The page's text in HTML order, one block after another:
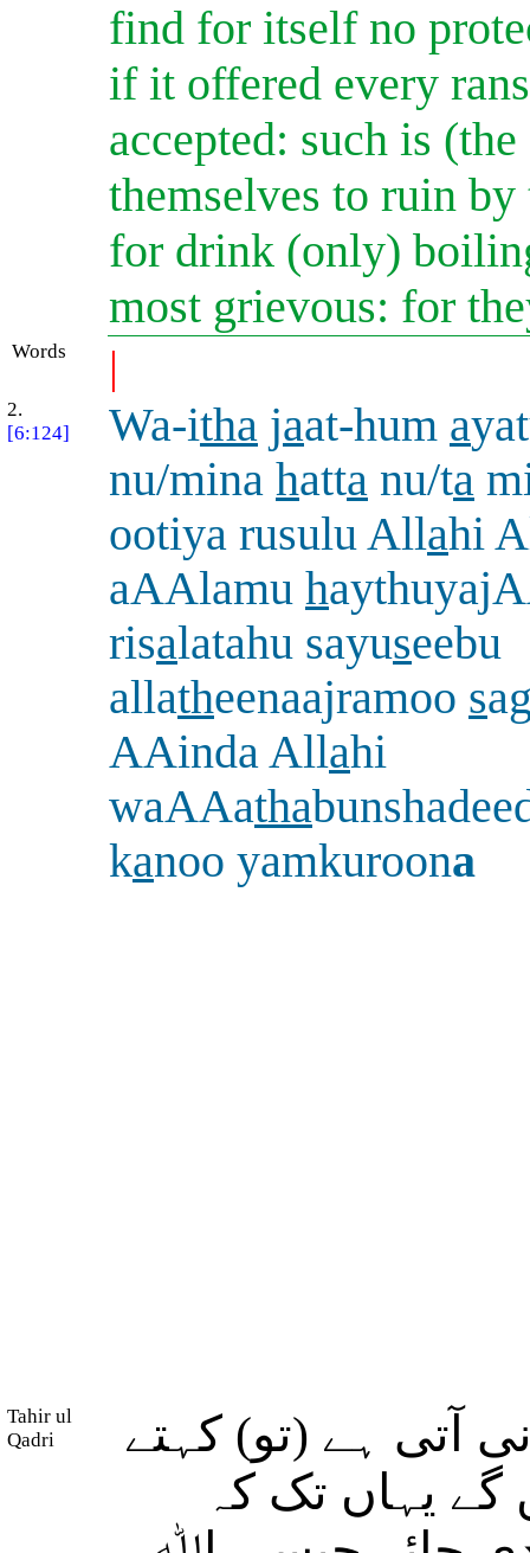
find for itself no
if it offered every
accepted: such is
themselves to ruin
for drink (only)
most grievous: for
Words |
2.
[6:124]
Wa-itha jaat-hum a
nu/mina hatta nu/ta
ootiya rusulu Allahi
aAAlamu h
risalatahu sayuseebu
allatheenaajramoo s
AAinda Allahi
waAAatha
kanoo yamkuroona
Tahir ul
Qadri
آتی ہے (تو) کہتے
گے یہاں تک کہ